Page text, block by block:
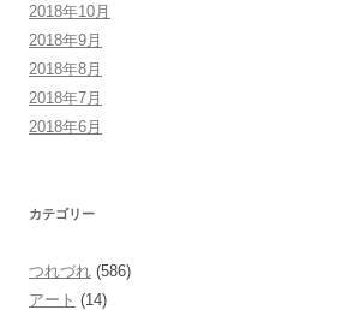
2018年10月
2018年9月
2018年8月
2018年7月
2018年6月
カテゴリー
つれづれ (586)
アート (14)